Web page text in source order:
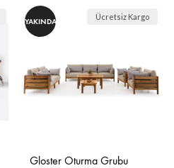
LISTESINEYAKINDA Ücretsiz Kargo
Gloster Oturma Grubu